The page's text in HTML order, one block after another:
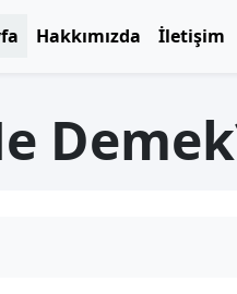
Hakkımızda İletişim